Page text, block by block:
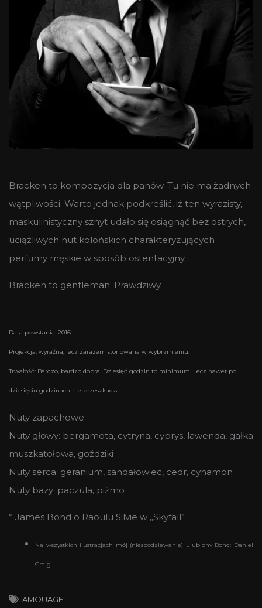
Bracken to kompozycja dla panów. Tu nie ma żadnych
wątpliwości. Warto jednak podkreślić, iż ten wyrazisty,
maskulinistyczny sznyt udało się osiągnąć bez ostrych,
uciążliwych nut kolońskich charakteryzujących
perfumy męskie w sposób ostentacyjny.
Bracken to gentleman. Prawdziwy.
Data powstania: 2016
Projekcja: wyraźna, lecz zarazem stonowana w wybrzmieniu.
Trwałość: Bardzo, bardzo dobra. Dziesięć godzin to minimum. Lecz nawet po
dziesięciu godzinach nie przeszkadza.
Nuty zapachowe:
Nuty głowy: bergamota, cytryna, cyprys, lawenda, gałka
muszkatołowa, goździki
Nuty serca: geranium, sandałowiec, cedr, cynamon
Nuty bazy: paczula, piżmo
* James Bond o Raoulu Silvie w „Skyfall”
Na wszystkich ilustracjach mój (niespodziewanie) ulubiony Bond: Daniel
Craig..
AMOUAGE